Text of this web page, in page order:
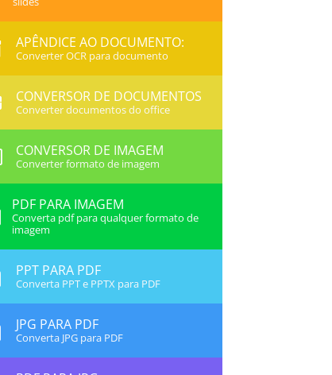
APÊNDICE AO DOCUMENTO:
Converter OCR para documento
CONVERSOR DE DOCUMENTOS
Converter documentos do office
CONVERSOR DE IMAGEM
Converter formato de imagem
PDF PARA IMAGEM
Converta pdf para qualquer formato de
imagem
PPT PARA PDF
Converta PPT e PPTX para PDF
JPG PARA PDF
Converta JPG para PDF